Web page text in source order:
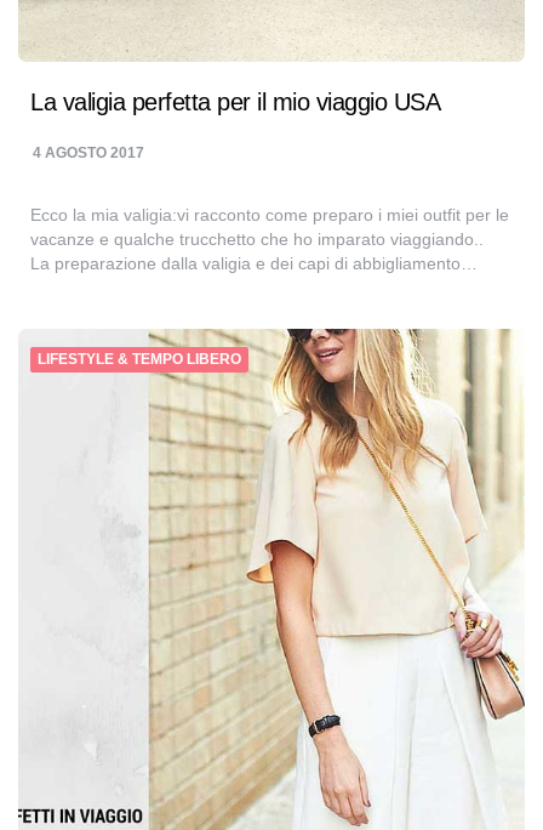
La valigia perfetta per il mio viaggio USA
4 AGOSTO 2017
Ecco la mia valigia:vi racconto come preparo i miei outfit per le
vacanze e qualche trucchetto che ho imparato viaggiando..
La preparazione dalla valigia e dei capi di abbigliamento…
LIFESTYLE & TEMPO LIBERO